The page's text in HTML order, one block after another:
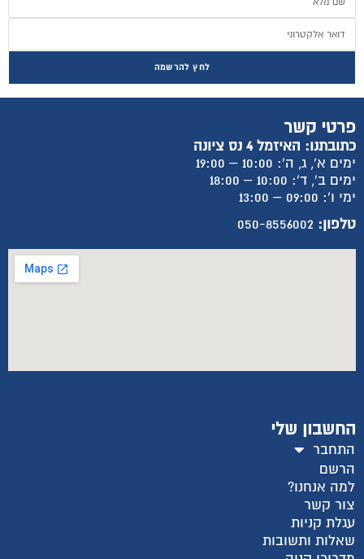
לחץ להרשמה
פרטי קשר
כתובתנו: האיזמל 4 נס ציונה
ימים א', ג, ה': 10:00 – 19:00
ימים ב', ד': 10:00 – 18:00
ימי ו': 09:00 – 13:00
טלפון: 050-8556002
החשבון שלי
התחבר
הרשם
למה אנחנו?
צור קשר
עגלת קניות
שאלות ותשובות